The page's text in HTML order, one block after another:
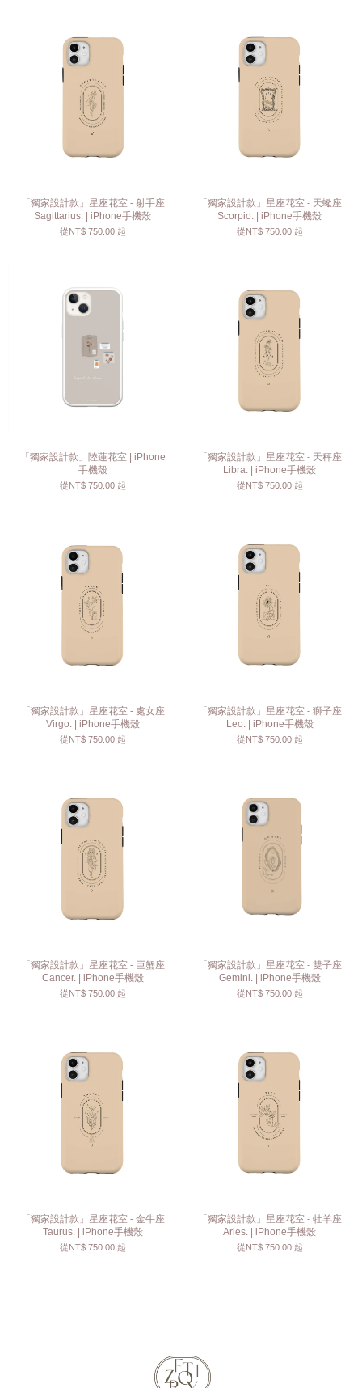
「獨家設計款」星座花室 - 射手座
Sagittarius. | iPhone手機殼
從NT$ 750.00 起
「獨家設計款」星座花室 - 天蠍座
Scorpio. | iPhone手機殼
從NT$ 750.00 起
「獨家設計款」陸蓮花室 | iPhone
手機殼
從NT$ 750.00 起
「獨家設計款」星座花室 - 天秤座
Libra. | iPhone手機殼
從NT$ 750.00 起
「獨家設計款」星座花室 - 處女座
Virgo. | iPhone手機殼
從NT$ 750.00 起
「獨家設計款」星座花室 - 獅子座
Leo. | iPhone手機殼
從NT$ 750.00 起
「獨家設計款」星座花室 - 巨蟹座
Cancer. | iPhone手機殼
從NT$ 750.00 起
「獨家設計款」星座花室 - 雙子座
Gemini. | iPhone手機殼
從NT$ 750.00 起
「獨家設計款」星座花室 - 金牛座
Taurus. | iPhone手機殼
從NT$ 750.00 起
「獨家設計款」星座花室 - 牡羊座
Aries. | iPhone手機殼
從NT$ 750.00 起